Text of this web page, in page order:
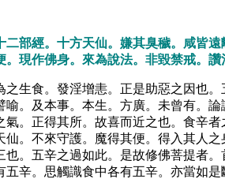
部經。十方天仙。嫌其臭穢。咸皆
現作佛身。來為說法。非毀禁戒。
生食。發淫增恚。正是助惡之因也
。及本事。本生。方廣。未曾有。
。正得其所。故喜而近之也。食辛
。不來守護。魔得其便。得入其人
。五辛之過如此。是故修佛菩提者
辛。思觸識食中各有五辛。亦當如是